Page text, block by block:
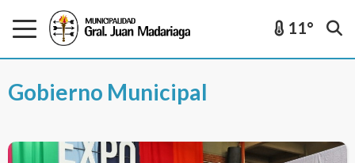
11°
Gobierno Municipal